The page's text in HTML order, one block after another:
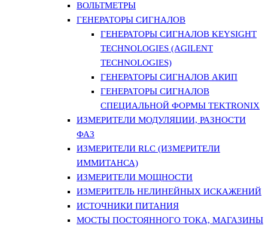
ВОЛЬТМЕТРЫ
ГЕНЕРАТОРЫ СИГНАЛОВ
ГЕНЕРАТОРЫ СИГНАЛОВ KEYSIGHT
TECHNOLOGIES (AGILENT
TECHNOLOGIES)
ГЕНЕРАТОРЫ СИГНАЛОВ АКИП
ГЕНЕРАТОРЫ СИГНАЛОВ
СПЕЦИАЛЬНОЙ ФОРМЫ TEKTRONIX
ИЗМЕРИТЕЛИ МОДУЛЯЦИИ, РАЗНОСТИ
ФАЗ
ИЗМЕРИТЕЛИ RLC (ИЗМЕРИТЕЛИ
ИММИТАНСА)
ИЗМЕРИТЕЛИ МОЩНОСТИ
ИЗМЕРИТЕЛЬ НЕЛИНЕЙНЫХ ИСКАЖЕНИЙ
ИСТОЧНИКИ ПИТАНИЯ
МОСТЫ ПОСТОЯННОГО ТОКА, МАГАЗИНЫ